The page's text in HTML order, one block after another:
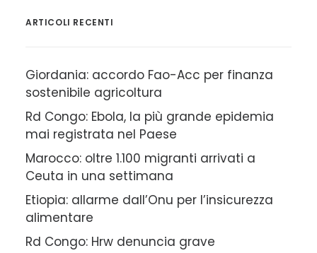
ARTICOLI RECENTI
Giordania: accordo Fao-Acc per finanza
sostenibile agricoltura
Rd Congo: Ebola, la più grande epidemia
mai registrata nel Paese
Marocco: oltre 1.100 migranti arrivati a
Ceuta in una settimana
Etiopia: allarme dall’Onu per l’insicurezza
alimentare
Rd Congo: Hrw denuncia grave